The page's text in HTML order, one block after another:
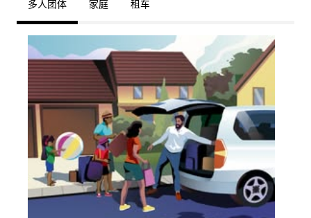
多人团体 家庭 租车